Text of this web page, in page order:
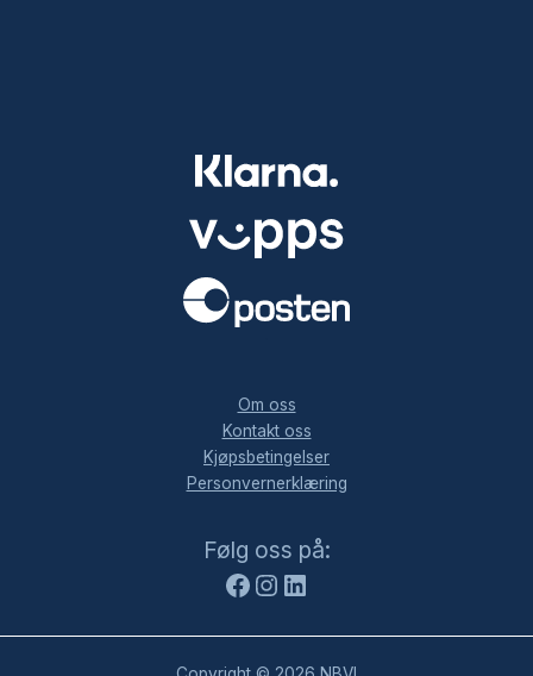
Om oss
Kontakt oss
Kjøpsbetingelser
Personvernerklæring
Følg oss på:
Facebook
Instagram
LinkedIn